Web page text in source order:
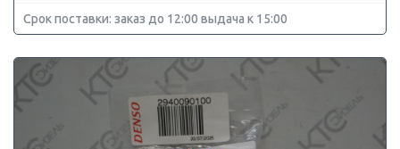
Срок поставки: заказ до 12:00 выдача к 15:00